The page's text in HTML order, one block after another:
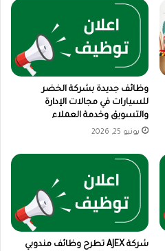
وظائف جديدة بشركة الخضر
للسيارات في مجالات الإدارة
والتسويق وخدمة العملاء
يونيو 25, 2026
شركة AJEX تطرح وظائف مندوبي